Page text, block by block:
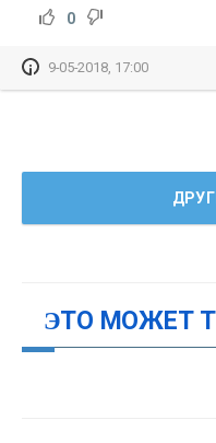
0
9-05-2018, 17:00
ЭТО МОЖЕТ